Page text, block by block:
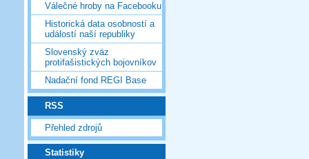
Válečné hroby na Facebooku
Historická data osobností a
událostí naší republiky
Slovenský zväz
protifašistických bojovníkov
Nadační fond REGI Base
RSS
Přehled zdrojů
Statistiky